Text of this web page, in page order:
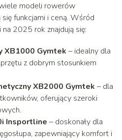
modeli rowerów
funkcjami i ceną. Wśród
2025 rok znajdują się:
XB1000 Gymtek – idealny dla
z dobrym stosunkiem
XB2000 Gymtek – dla
oferujący szeroki
Insportline – doskonały dla
zapewniający komfort i